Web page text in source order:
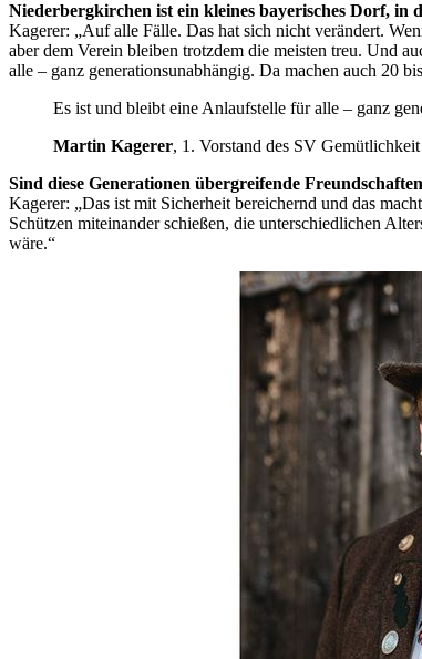
Niederbergkirchen ist ein kleines bayerisches Dorf,
Kagerer: „Auf alle Fälle. Das hat sich nicht verändert.
aber dem Verein bleiben trotzdem die meisten treu. Und
alle – ganz generationsunabhängig. Da machen auch 20
Es ist und bleibt eine Anlaufstelle für alle – ganz
Martin Kagerer, 1. Vorstand des SV
Sind diese Generationen übergreifende
Kagerer: „Das ist mit Sicherheit bereichernd und das
Schützen miteinander schießen, die unterschiedlichen
wäre.“